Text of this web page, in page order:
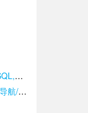
插件
/轮播